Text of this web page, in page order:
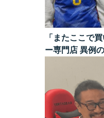
「またここで
ー専門店 異例